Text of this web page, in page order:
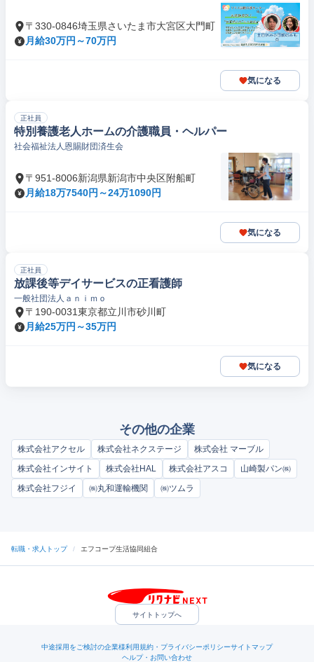
〒330-0846埼玉県さいたま市大宮区大門町
月給30万円～70万円
気になる
正社員
特別養護老人ホームの介護職員・ヘルパー
社会福祉法人恩賜財団済生会
〒951-8006新潟県新潟市中央区附船町
月給18万7540円～24万1090円
気になる
正社員
放課後等デイサービスの正看護師
一般社団法人ａｎｉｍｏ
〒190-0031東京都立川市砂川町
月給25万円～35万円
気になる
その他の企業
株式会社アクセル 株式会社ネクステージ
株式会社 マーブル
株式会社インサイト
株式会社HAL 株式会社アスコ
山崎製パン㈱
株式会社フジイ
㈱丸和運輸機関 ㈱ツムラ
転職・求人トップ / エフコープ生活協同組合
サイトトップへ
中途採用をご検討の企業様利用規約・プライバシーポリシーサイトマップ
ヘルプ・お問い合わせ